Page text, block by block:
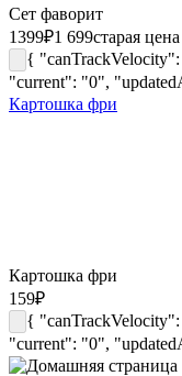
Сет фаворит
1399₽1 699старая
{
"current": "0",
Картошка фри
Картошка фри
159₽
{
"current": "0",